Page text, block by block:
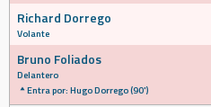
Richard Dorrego
Volante
Bruno Foliados
Delantero
Entra por: Hugo Dorrego (90')